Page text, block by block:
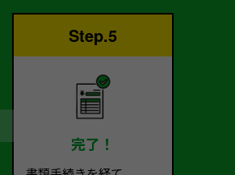
Step.5
完了！